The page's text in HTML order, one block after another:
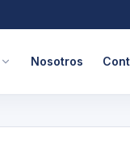
Nosotros